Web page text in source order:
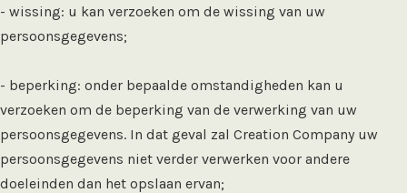
- wissing: u kan verzoeken om de wissing van uw
persoonsgegevens;
- beperking: onder bepaalde omstandigheden kan u
verzoeken om de beperking van de verwerking van uw
persoonsgegevens. In dat geval zal Creation Company uw
persoonsgegevens niet verder verwerken voor andere
doeleinden dan het opslaan ervan;